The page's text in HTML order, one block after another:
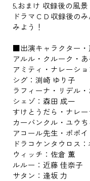
5.おまけ 収録後の風景
ドラマＣＤ収録後の
みよう！
■出演キャラクター・
アルル・クルーク・
アミティ・ナレーシ
シグ：渕崎 ゆり子
ラフィーナ・リデル
シェゾ：森田 成一
すけとうだら・ナレ
カーバンクル・ユウ
アコール先生・ポポ
ドラコケンタウロス
ウィッチ：佐倉 薫
ルルー：近藤 佳奈子
サタン：逢坂 力